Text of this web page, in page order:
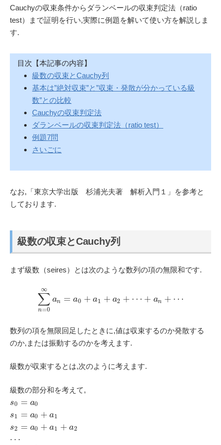
Cauchyの収束条件からダランベールの収束判定法（ratio
test）まで証明を行い,実際に例題を解いて使い方を解説しま
す.
目次【本記事の内容】
級数の収束とCauchy列
基本は”絶対収束”と”収束・発散が分かっている級
数”との比較
Cauchyの収束判定法
ダランベールの収束判定法（ratio test）
例題7問
さいごに
なお,「東京大学出版 杉浦光夫著 解析入門１」を参考と
しております.
級数の収束とCauchy列
まず級数（seires）とは次のような数列の項の無限和です.
∑
n=0
∞
an = a0 + a1 + a2 + ⋯ + an + ⋯
数列の項を無限回足したときに,値は収束するのか発散する
のか,または振動するのかを考えます.
級数が収束するとは,次のように考えます.
級数の部分和を考えて,
s0 = a0
s1 = a0 + a1
s2 = a0 + a1 + a2
⋯